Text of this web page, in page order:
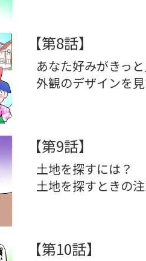
【第8話】
あなた好みがきっ
外観のデザインを
【第9話】
土地を探すには？
土地を探すときの
【第10話】